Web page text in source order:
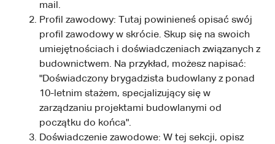
mail.
Profil zawodowy: Tutaj powinieneś opisać swój
profil zawodowy w skrócie. Skup się na swoich
umiejętnościach i doświadczeniach związanych z
budownictwem. Na przykład, możesz napisać:
"Doświadczony brygadzista budowlany z ponad
10-letnim stażem, specjalizujący się w
zarządzaniu projektami budowlanymi od
początku do końca".
Doświadczenie zawodowe: W tej sekcji, opisz